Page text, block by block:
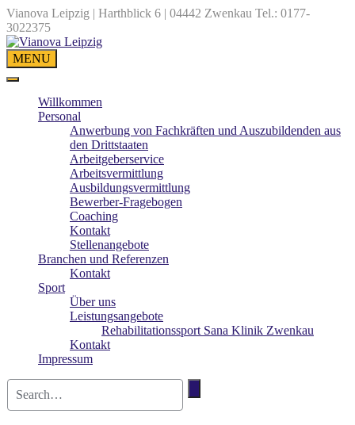
Vianova Leipzig | Harthblick 6 | 04442 Zwenkau Tel.: 0177-
3022375
MENU
Willkommen
Personal
Anwerbung von Fachkräften und Auszubildenden aus
den Drittstaaten
Arbeitgeberservice
Arbeitsvermittlung
Ausbildungsvermittlung
Bewerber-Fragebogen
Coaching
Kontakt
Stellenangebote
Branchen und Referenzen
Kontakt
Sport
Über uns
Leistungsangebote
Rehabilitationssport Sana Klinik Zwenkau
Kontakt
Impressum